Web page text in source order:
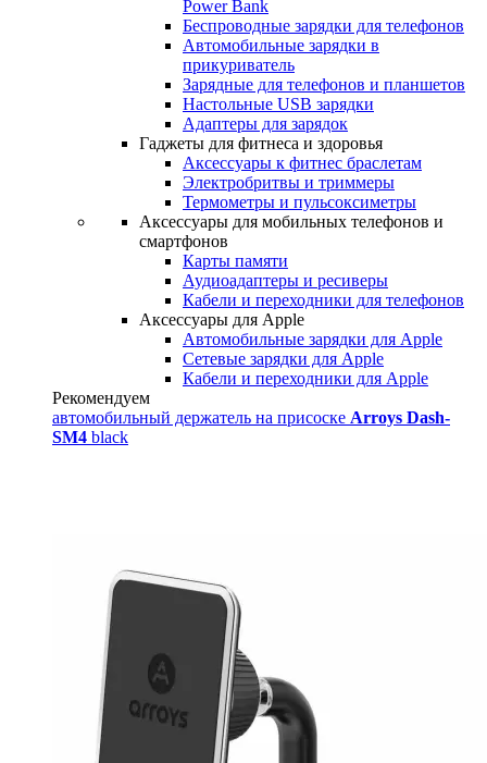
Power Bank
Беспроводные зарядки для телефонов
Автомобильные зарядки в
прикуриватель
Зарядные для телефонов и планшетов
Настольные USB зарядки
Адаптеры для зарядок
Гаджеты для фитнеса и здоровья
Аксессуары к фитнес браслетам
Электробритвы и триммеры
Термометры и пульсоксиметры
Аксессуары для мобильных телефонов и
смартфонов
Карты памяти
Аудиоадаптеры и ресиверы
Кабели и переходники для телефонов
Аксессуары для Apple
Автомобильные зарядки для Apple
Сетевые зарядки для Apple
Кабели и переходники для Apple
Рекомендуем
автомобильный держатель на присоске Arroys Dash-
SM4 black